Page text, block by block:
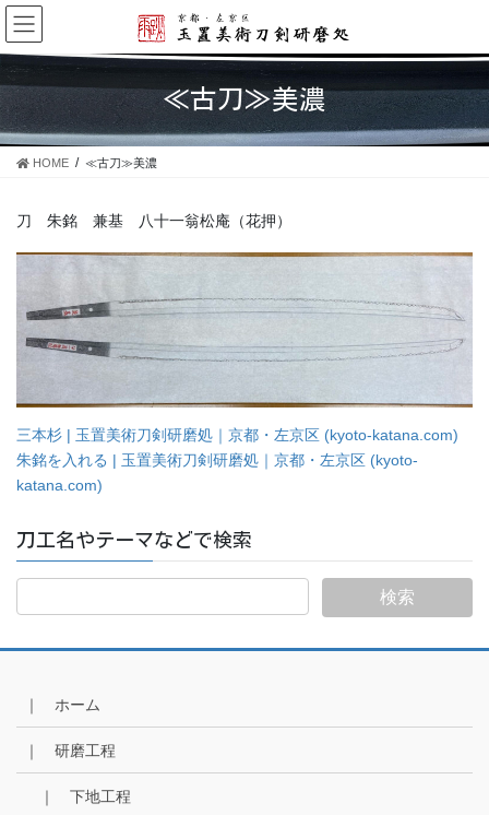
コ
ン
テ
に
移
ナ
ビ
ゲ
ョ
ン
≪古刀≫美濃
HOME ≪古刀≫美濃
刀 朱銘 兼基 八十一翁松庵（花押）
三本杉 | 玉置美術刀剣研磨処｜京都・左京区 (kyoto-katana.com)
朱銘を入れる | 玉置美術刀剣研磨処｜京都・左京区 (kyoto-
katana.com)
刀工名やテーマなどで検索
｜ ホーム
｜ 研磨工程
｜ 下地工程